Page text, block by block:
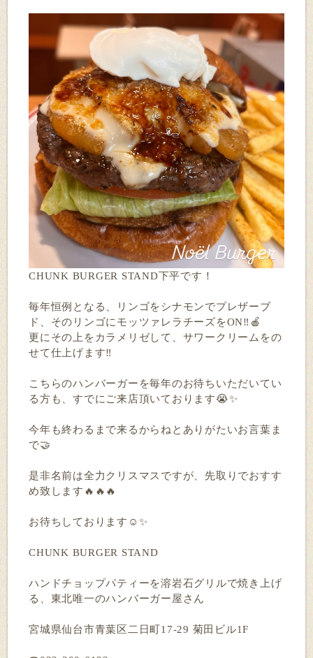
CHUNK BURGER STAND下平です！
毎年恒例となる、リンゴをシナモンでプレザーブ
ド、そのリンゴにモッツァレラチーズをON‼️🍎
更にその上をカラメリゼして、サワークリームをの
せて仕上げます‼️
こちらのハンバーガーを毎年のお待ちいただいてい
る方も、すでにご来店頂いております😭✨
今年も終わるまで来るからねとありがたいお言葉ま
で🤝
是非名前は全力クリスマスですが、先取りでおすす
め致します🔥🔥🔥
お待ちしております☺️✨
CHUNK BURGER STAND
ハンドチョップパティーを溶岩石グリルで焼き上げ
る、東北唯一のハンバーガー屋さん
宮城県仙台市青葉区二日町17-29 菊田ビル1F